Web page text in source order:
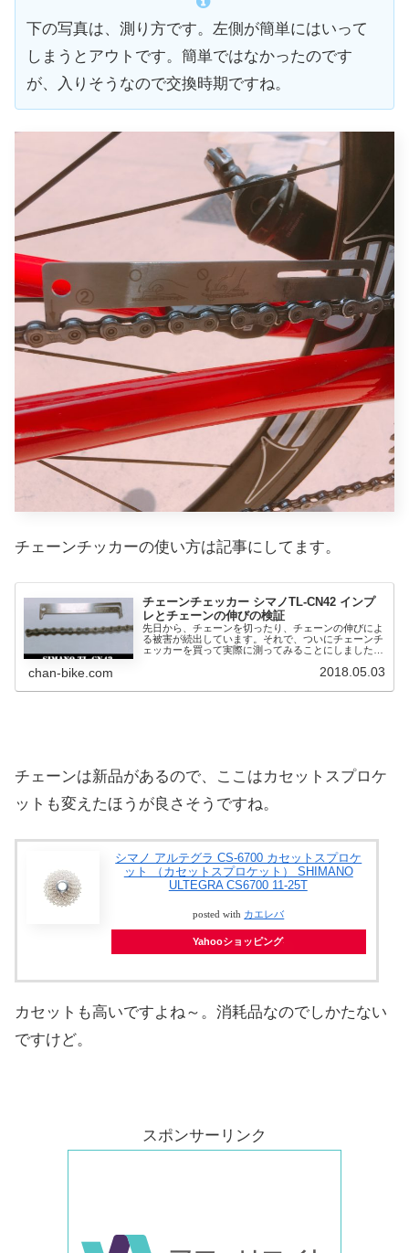
下の写真は、測り方です。左側が簡単にはいって
しまうとアウトです。簡単ではなかったのです
が、入りそうなので交換時期ですね。
チェーンチッカーの使い方は記事にしてます。
チェーンチェッカー シマノTL-CN42 インプ
レとチェーンの伸びの検証
先日から、チェーンを切ったり、チェーンの伸びによ
る被害が続出しています。それで、ついにチェーンチ
ェッカーを買って実際に測ってみることにしました。
局は、新品のチェーンからどれだけ伸びたかを測る
chan-bike.com 2018.05.03
チェーンは新品があるので、ここはカセットスプロケ
ットも変えたほうが良さそうですね。
シマノ アルテグラ CS-6700 カセットスプロケ
ット （カセットスプロケット） SHIMANO
ULTEGRA CS6700 11-25T
posted with カエレバ
Yahooショッピング
カセットも高いですよね～。消耗品なのでしかたない
ですけど。
スポンサーリンク